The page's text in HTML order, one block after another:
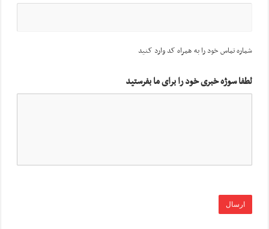
شماره تماس خود را به همراه کد وارد کنید
لطفا سوژه خبری خود را برای ما بفرستید